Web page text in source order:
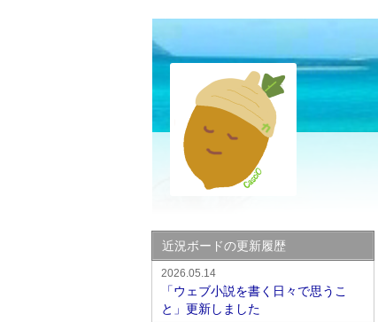
近況ボードの更新履歴
2026.05.14
「ウェブ小説を書く日々で思うこ
と」更新しました